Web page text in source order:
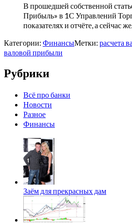
В прошедшей собственной
Прибыль» в 1С Управлений
показателях и отчёте, а сейчас
Категории: ФинансыМетки: расчета
валовой прибыли
Рубрики
Всё про банки
Новости
Разное
Финансы
Заём для прекрасных дам